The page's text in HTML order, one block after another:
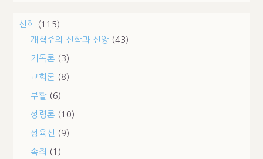
신학 (115)
개혁주의 신학과 신앙 (43)
기독론 (3)
교회론 (8)
부활 (6)
성령론 (10)
성육신 (9)
속죄 (1)